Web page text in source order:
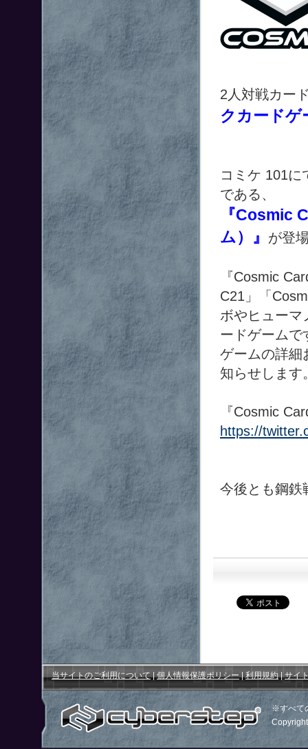
2人対戦カー
クカードゲ
コミケ 101に
である、
『Cosmic
ム）』
が登
『Cosmic
C21」「
ボやヒューマ
ードゲームで
ゲームの詳細
知らせします
『Cosmic
https://
今後とも鋼鉄
当サイトのご利用について| 個人情報保護ポリシー| 利用規約| サイ
※すべて